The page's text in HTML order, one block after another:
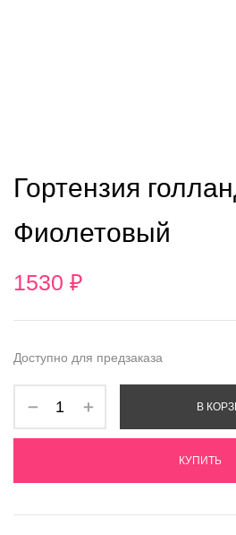
Гортензия
Фиолетовый
1530 ₽
Доступно для предзаказа
В
КУПИТЬ